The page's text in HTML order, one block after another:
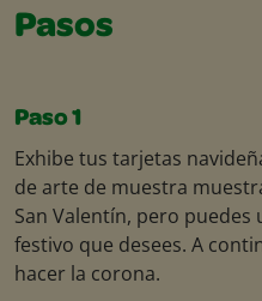
Pasos
Paso 1
Exhibe tus tarjetas
de arte de muestra
San Valentín, pero
festivo que desees. A
hacer la corona.